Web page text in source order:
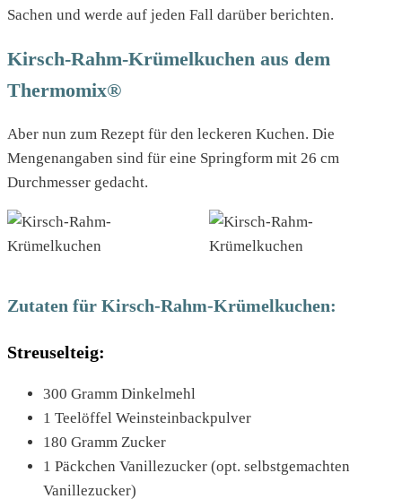
Sachen und werde auf jeden Fall darüber berichten.
Kirsch-Rahm-Krümelkuchen aus dem
Thermomix®
Aber nun zum Rezept für den leckeren Kuchen. Die
Mengenangaben sind für eine Springform mit 26 cm
Durchmesser gedacht.
Zutaten für Kirsch-Rahm-Krümelkuchen:
Streuselteig:
300 Gramm Dinkelmehl
1 Teelöffel Weinsteinbackpulver
180 Gramm Zucker
1 Päckchen Vanillezucker (opt. selbstgemachten
Vanillezucker)